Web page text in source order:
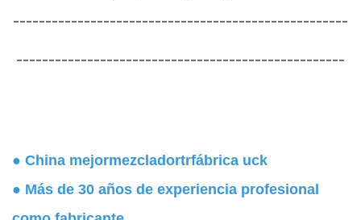
----------------------------------------------------
---------------------------------------------------
● China mejormezcladortrfábrica uck
● Más de 30 años de experiencia profesional